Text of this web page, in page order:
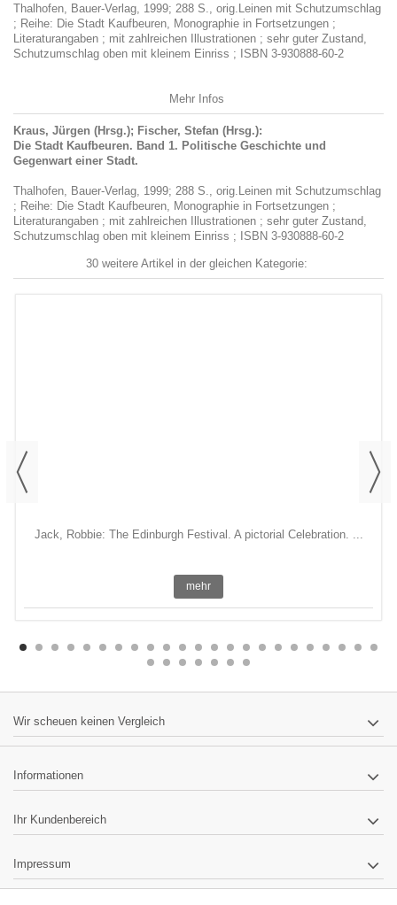
Thalhofen, Bauer-Verlag, 1999; 288 S., orig.Leinen mit Schutzumschlag
; Reihe: Die Stadt Kaufbeuren, Monographie in Fortsetzungen ;
Literaturangaben ; mit zahlreichen Illustrationen ; sehr guter Zustand,
Schutzumschlag oben mit kleinem Einriss ; ISBN 3-930888-60-2
Mehr Infos
Kraus, Jürgen (Hrsg.); Fischer, Stefan (Hrsg.):
Die Stadt Kaufbeuren. Band 1. Politische Geschichte und
Gegenwart einer Stadt.
Thalhofen, Bauer-Verlag, 1999; 288 S., orig.Leinen mit Schutzumschlag
; Reihe: Die Stadt Kaufbeuren, Monographie in Fortsetzungen ;
Literaturangaben ; mit zahlreichen Illustrationen ; sehr guter Zustand,
Schutzumschlag oben mit kleinem Einriss ; ISBN 3-930888-60-2
30 weitere Artikel in der gleichen Kategorie:
Jack, Robbie: The Edinburgh Festival. A pictorial Celebration. ...
mehr
Wir scheuen keinen Vergleich
Informationen
Ihr Kundenbereich
Impressum